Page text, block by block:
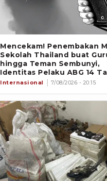
Mencekam! Penembakan
Sekolah Thailand buat
hingga Teman Sembunyi,
Identitas Pelaku ABG 14
Internasional 7/08/2026 - 20:15